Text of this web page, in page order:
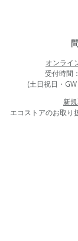
オンライ
受付時間
(土日祝日・
新
エコストアのお取り